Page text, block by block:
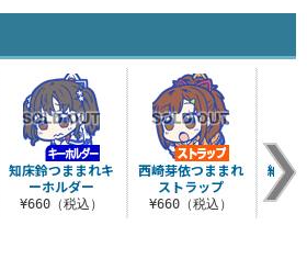
知床鈴つままれキ
ーホルダー
¥660（税込）
西崎芽依つままれ
ストラップ
¥660（税込）
納沙
キ